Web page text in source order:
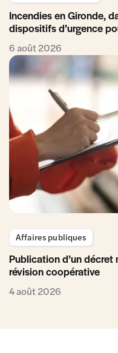
Incendies en Gironde,
dispositifs d’urgence
6 août 2026
Affaires publiques
Publication d’un
révision coopérative
4 août 2026